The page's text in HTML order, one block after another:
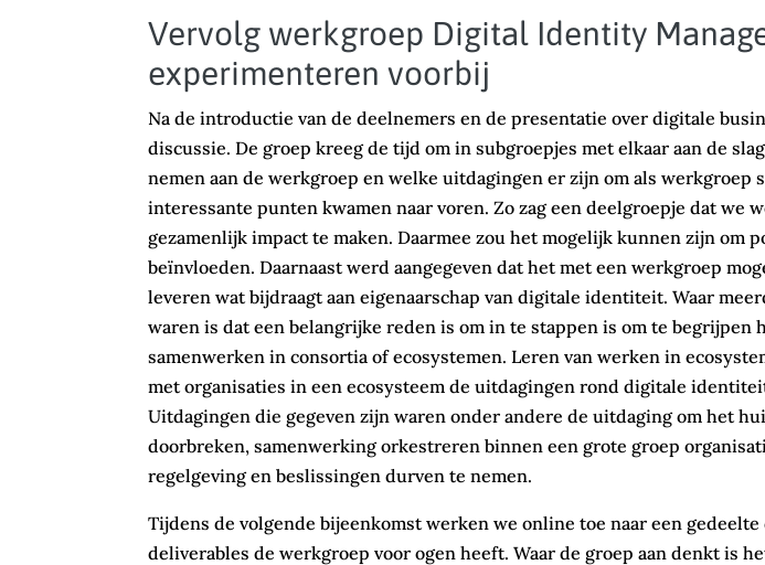
Vervolg werkgroep Digital Identity
experimenteren voorbij
Na de introductie van de deelnemers en de presentatie over digitale
discussie. De groep kreeg de tijd om in subgroepjes met elkaar aan de
nemen aan de werkgroep en welke uitdagingen er zijn om als werkgroep
interessante punten kwamen naar voren. Zo zag een deelgroepje dat we
gezamenlijk impact te maken. Daarmee zou het mogelijk kunnen zijn om
beïnvloeden. Daarnaast werd aangegeven dat het met een werkgroep
leveren wat bijdraagt aan eigenaarschap van digitale identiteit. Waar
waren is dat een belangrijke reden is om in te stappen is om te begrijpen
samenwerken in consortia of ecosystemen. Leren van werken in
met organisaties in een ecosysteem de uitdagingen rond digitale
Uitdagingen die gegeven zijn waren onder andere de uitdaging om het
doorbreken, samenwerking orkestreren binnen een grote groep
regelgeving en beslissingen durven te nemen.
Tijdens de volgende bijeenkomst werken we online toe naar een
deliverables de werkgroep voor ogen heeft. Waar de groep aan denkt is